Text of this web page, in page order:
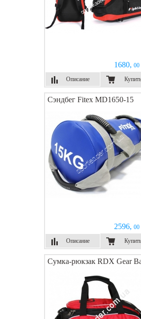
1680, 00
Описание
Купить
Сэндбег Fitex MD1650-15
2596, 00
Описание
Купить
Сумка-рюкзак RDX Gear